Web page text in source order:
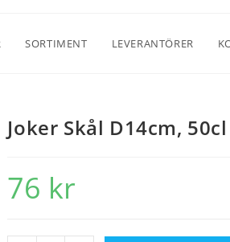
SORTIMENT LEVERANTÖRER
Joker Skål D14cm, 50cl
76 kr